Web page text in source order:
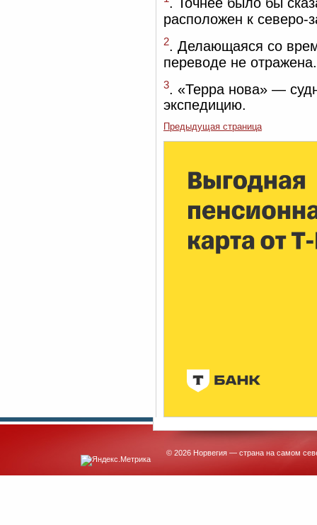
расположен к северо-
2. Делающаяся со
переводе не отражена.
3
. «Терра нова» —
экспедицию.
Предыдущая страница
© 2026 Норвегия — страна на самом